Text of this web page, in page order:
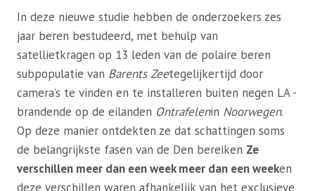
In deze nieuwe studie hebben de onderzoekers zes
jaar beren bestudeerd, met behulp van
satellietkragen op 13 leden van de polaire beren
subpopulatie van Barents Zeetegelijkertijd door
camera’s te vinden en te installeren buiten negen LA -
brandende op de eilanden Ontrafelenin Noorwegen.
Op deze manier ontdekten ze dat schattingen soms
de belangrijkste fasen van de Den bereiken Ze
verschillen meer dan een week meer dan een weeken
deze verschillen waren afhankelijk van het exclusieve